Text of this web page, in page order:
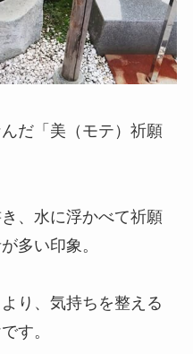
だ「美（モテ）祈願
、水に浮かべて祈願
多い印象。
り、気持ちを整える
す。